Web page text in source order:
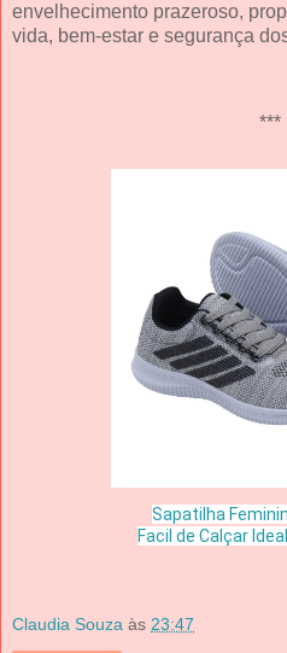
envelhecimento prazeroso,
vida, bem-estar e segurança
***
Sapatilha
Facil de Calçar
Claudia Souza às 23:47